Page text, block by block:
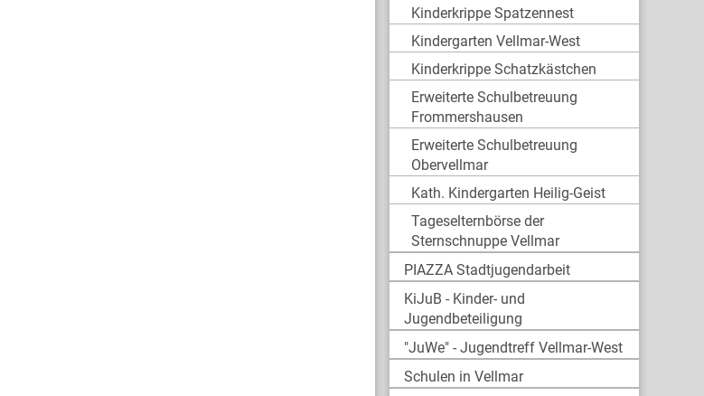
Kinderkrippe Spatzennest
Kindergarten Vellmar-West
Kinderkrippe Schatzkästchen
Erweiterte Schulbetreuung
Frommershausen
Erweiterte Schulbetreuung
Obervellmar
Kath. Kindergarten Heilig-Geist
Tageselternbörse der
Sternschnuppe Vellmar
PIAZZA Stadtjugendarbeit
KiJuB - Kinder- und
Jugendbeteiligung
"JuWe" - Jugendtreff Vellmar-West
Schulen in Vellmar